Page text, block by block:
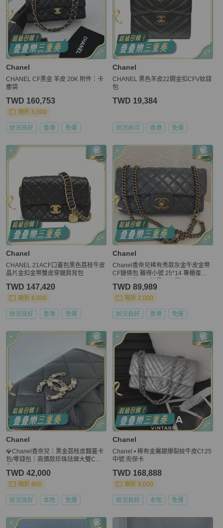
Chanel
CHANEL CF黑金 羊皮 20K 附件：卡
塵袋
TWD 160,753
現折 8,000
狀況良好 香港 免運
Chanel
CHANEL 黑色羊皮22開金扣CFV紋錢
包
TWD 19,384
狀況尚可 香港 免運
Chanel
CHANEL 21ACF口蓋包黑色荔枝牛皮
晶片金扣金幣雙皮穿鏈肩背包
TWD 147,420
現折 8,000
狀況良好 香港 免運
Chanel
Chanel香奈兒稀有秀款灰金牛皮金幣
CF鏈條包 難得小號 25*14 專櫃復刻
TWD 89,989
現折 2,000
狀況良好 香港 免運
Chanel
💎Chanel香奈兒｜黑金荔枝皮翻蓋卡
包/零錢包｜高價款珍珠琺瑯大雙C｜
TWD 42,000
現折 800
狀況良好 本地 免運
Chanel
Chanel • 稀有金屬銀爆裂紋牛皮Cf 25
中號 🈶保卡
TWD 168,888
現折 8,000
狀況良好 本地 免運